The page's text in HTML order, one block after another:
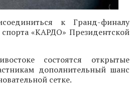
к Гранд-финалу
«КАРДО» Президентской
состоятся открытые
дополнительный шанс
сетке.